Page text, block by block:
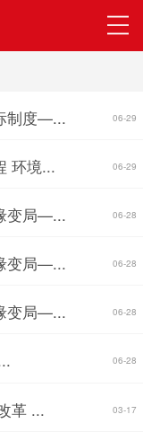
制度—... 06-29
环境... 06-29
变局—... 06-28
变局—... 06-28
变局—... 06-28
06-28
革 ... 03-17